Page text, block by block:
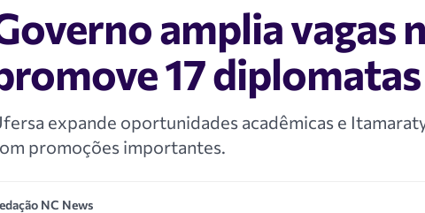
amplia vagas
17 diplomatas
expande oportunidades acadêmicas e
promoções importantes.
NC News